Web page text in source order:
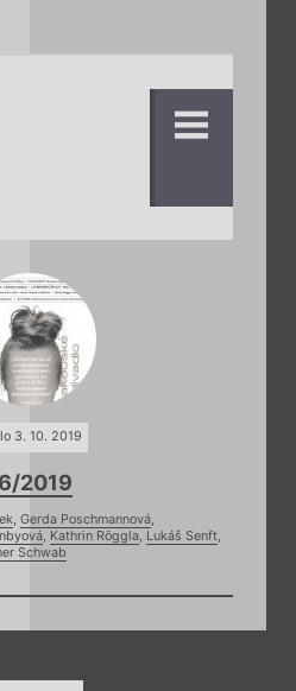
3. 10. 2019
2019
, Gerda Poschmannová,
, Kathrin Röggla, Lukáš Senft,
Schwab